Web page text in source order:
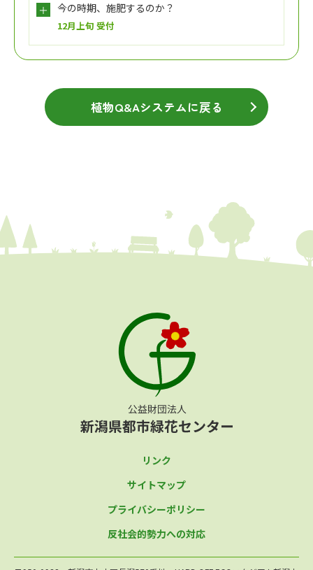
今の時期、施肥するのか？
12月上旬 受付
植物Q&Aシステムに戻る
リンク
サイトマップ
プライバシーポリシー
反社会的勢力への対応